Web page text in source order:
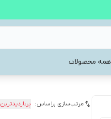
همه محصولات
مرتب‌سازی براساس: پربازدیدترین